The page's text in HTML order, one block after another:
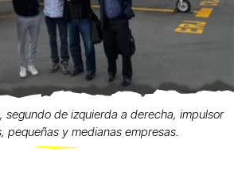
segundo de izquierda a derecha, impulsor
pequeñas y medianas empresas.